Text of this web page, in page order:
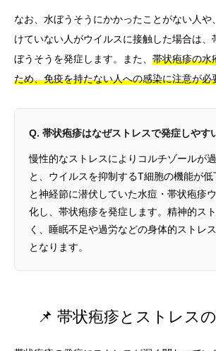
なお、水ぼうそうにかかったことがない人や
けていない人がウイルスに接触した場合は、
ぼうそうを発症します。また、 帯状疱疹の水
ため、免疫を持たない人への感染に注意が必
Q. 帯状疱疹はなぜストレスで発症しやす
慢性的なストレスによりコルチゾールが
と、ウイルスを抑制するT細胞の機能が
と神経節に潜伏していた水痘・帯状疱疹
化し、帯状疱疹を発症します。精神的ス
く、睡眠不足や過労などの身体的ストレ
となります。
📌 帯状疱疹とストレス